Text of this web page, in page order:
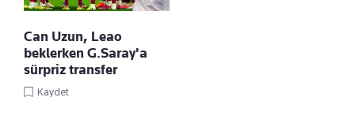
Can Uzun, Leao
beklerken G.Saray'a
sürpriz transfer
Kaydet